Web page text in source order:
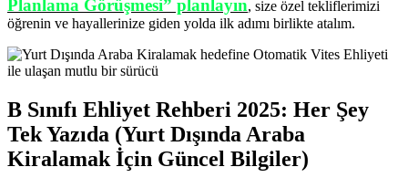
Planlama Görüşmesi” planlayın, size özel tekliflerimizi
öğrenin ve hayallerinize giden yolda ilk adımı birlikte atalım.
B Sınıfı Ehliyet Rehberi 2025: Her Şey
Tek Yazıda (Yurt Dışında Araba
Kiralamak İçin Güncel Bilgiler)